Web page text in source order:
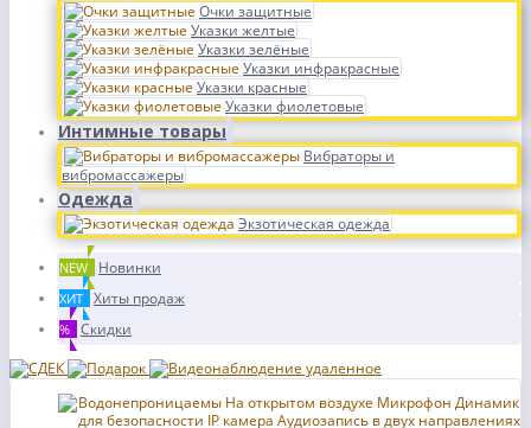
Очки защитные
Указки желтые
Указки зелёные
Указки инфракрасные
Указки красные
Указки фиолетовые
Интимные товары
Вибраторы и
вибромассажеры
Одежда
Экзотическая одежда
NEW Новинки
ХИТ Хиты продаж
% Скидки